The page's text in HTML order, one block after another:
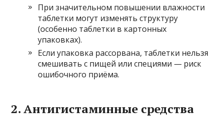
При значительном повышении влажности
таблетки могут изменять структуру
(особенно таблетки в картонных
упаковках).
Если упаковка рассорвана, таблетки нельзя
смешивать с пищей или специями — риск
ошибочного приёма.
2. Антигистаминные средства